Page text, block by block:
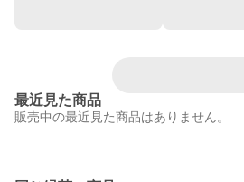
最近見た商品
販売中の最近見た商品はありません。